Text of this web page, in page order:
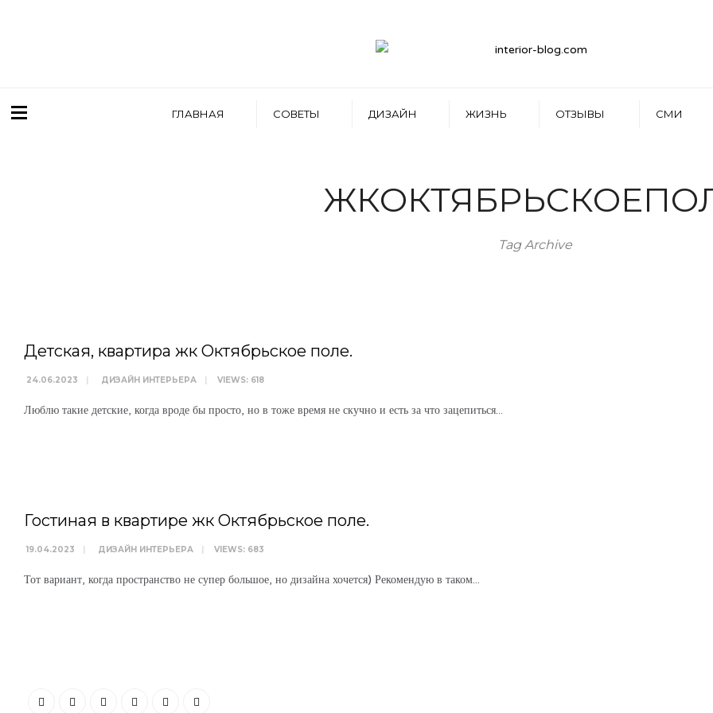
ГЛАВНАЯ СОВЕТЫ ДИЗАЙН ЖИЗНЬ ОТЗЫВЫ СМИ
Tag Archive
Детская, квартира жк Октябрьское поле.
24.06.2023 | ДИЗАЙН ИНТЕРЬЕРА | VIEWS: 618
Люблю такие детские, когда вроде бы просто, но в тоже время не скучно и есть за что зацепиться...
Гостиная в квартире жк Октябрьское поле.
19.04.2023 | ДИЗАЙН ИНТЕРЬЕРА | VIEWS: 683
Тот вариант, когда пространство не супер большое, но дизайна хочется) Рекомендую в таком...